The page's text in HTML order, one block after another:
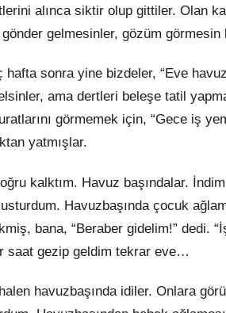
alınca siktir olup gittiler. Olan
gelmesinler, gözüm görmesin
sonra yine bizdeler, “Eve
ama dertleri beleşe tatil
görmemek için, “Gece iş
yatmışlar.
ru kalktım. Havuz başındalar.
Havuzbaşında çocuk
bana, “Beraber gidelim!” dedi.
saat gezip geldim tekrar eve…
havuzbaşında idiler. Onlara